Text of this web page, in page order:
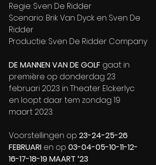
Regie: Sven De Ridder
Scenario: Brik Van Dyck en Sven De
Ridder
Productie: Sven De Ridder Company
DE MANNEN VAN DE GOLF gaat in
première op donderdag 23
februari 2023 in Theater Elckerlyc
en loopt daar tem zondag 19
maart 2023.
Voorstellingen op 23-24-25-26
FEBRUARI en op 03-04-05-10-11-12-
16-17-18-19 MAART ‘23